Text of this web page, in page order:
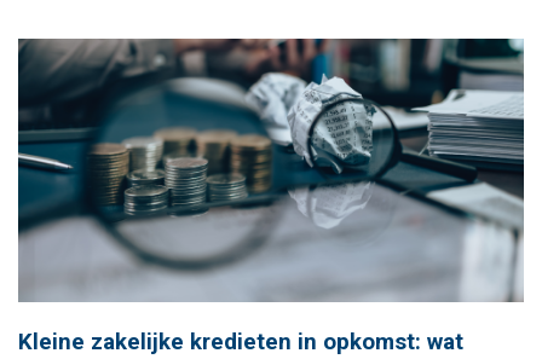
Kleine zakelijke kredieten in opkomst: wat